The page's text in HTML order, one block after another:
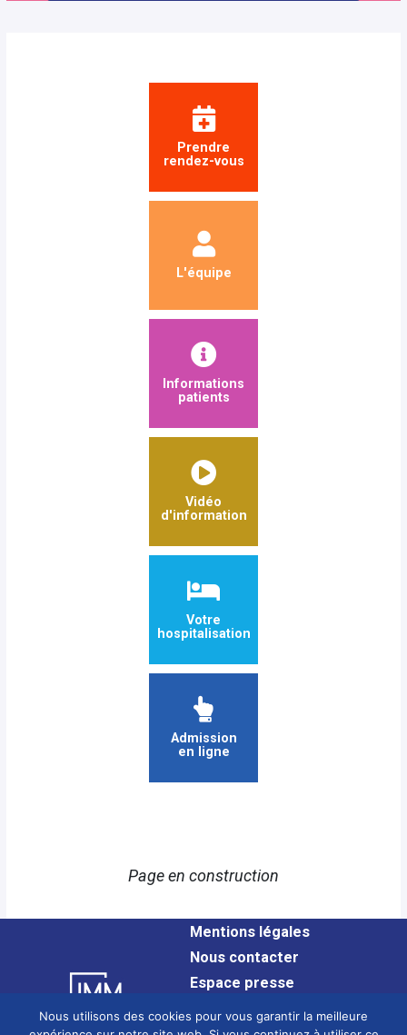
Prendre
rendez-vous
L'équipe
Informations
patients
Vidéo
d'information
Votre
hospitalisation
Admission
en ligne
Page en construction
Mentions légales
Nous contacter
Espace presse
Nous utilisons des cookies pour vous garantir la meilleure